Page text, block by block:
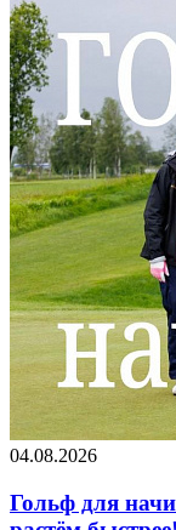
04.08.2026
Гольф для